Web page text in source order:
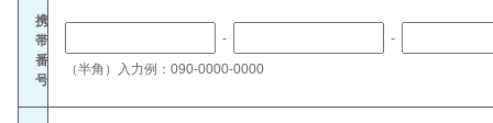
携
帯
番
号
-
-
（半角）入力例：090-0000-0000